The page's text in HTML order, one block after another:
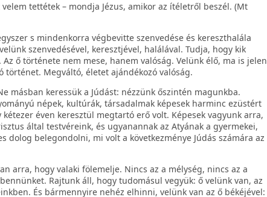
tettétek – mondja Jézus, amikor az ítéletről beszél. (Mt
s mindenkorra végbevitte szenvedése és kereszthalála
szenvedésével, keresztjével, halálával. Tudja, hogy kik
ő története nem mese, hanem valóság. Velünk élő, ma is jelen
történet. Megváltó, életet ajándékozó valóság.
másban keressük a Júdást: nézzünk őszintén magunkba.
népek, kultúrák, társadalmak képesek harminc ezüstért
éven keresztül megtartó erő volt. Képesek vagyunk arra,
által testvéreink, és ugyanannak az Atyának a gyermekei,
dolog belegondolni, mi volt a következménye Júdás számára az
arra, hogy valaki fölemelje. Nincs az a mélység, nincs az a
Rajtunk áll, hogy tudomásul vegyük: ő velünk van, az
És bármennyire nehéz elhinni, velünk van az ő békéjével: